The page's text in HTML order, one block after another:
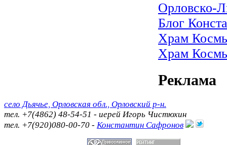
Орловско-
Блог
Храм
Храм
Реклама
село Дьячье, Орловская обл., Орловский р-н.
тел. +7(4862) 48-54-51 - иерей Игорь Чистюхин
тел. +7(920)080-00-70 - Константин Сафронов